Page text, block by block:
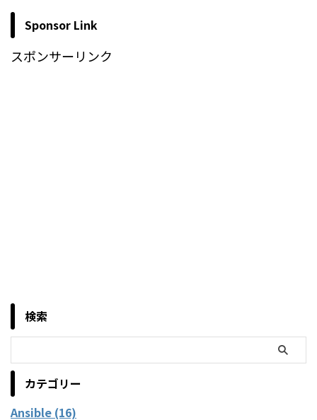
Sponsor Link
スポンサーリンク
検索
カテゴリー
Ansible (16)